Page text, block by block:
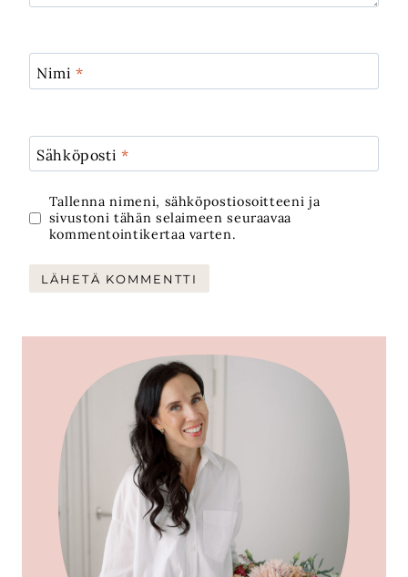
Nimi*
Sähköposti*
Tallenna nimeni, sähköpostiosoitteeni ja
sivustoni tähän selaimeen seuraavaa
kommentointikertaa varten.